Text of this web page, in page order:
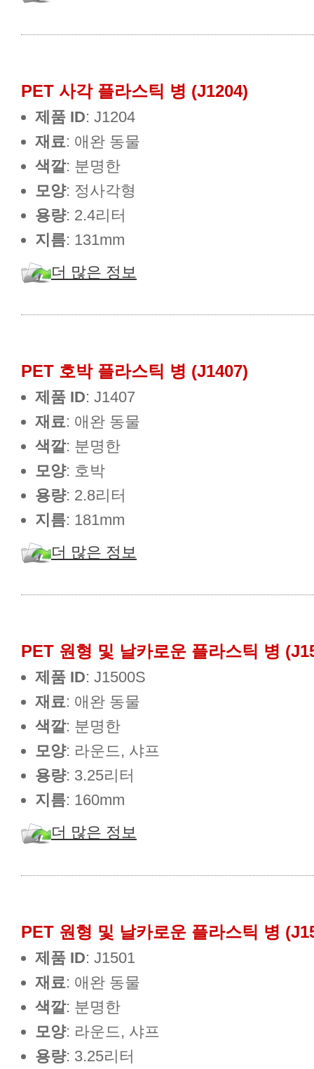
PET 사각 플라스틱 병 (J1204)
제품 ID: J1204
재료: 애완 동물
색깔: 분명한
모양: 정사각형
용량: 2.4리터
지름: 131mm
더 많은 정보
PET 호박 플라스틱 병 (J1407)
제품 ID: J1407
재료: 애완 동물
색깔: 분명한
모양: 호박
용량: 2.8리터
지름: 181mm
더 많은 정보
PET 원형 및 날카로운 플라스틱 병
제품 ID: J1500S
재료: 애완 동물
색깔: 분명한
모양: 라운드, 샤프
용량: 3.25리터
지름: 160mm
더 많은 정보
PET 원형 및 날카로운 플라스틱 병
제품 ID: J1501
재료: 애완 동물
색깔: 분명한
모양: 라운드, 샤프
용량: 3.25리터